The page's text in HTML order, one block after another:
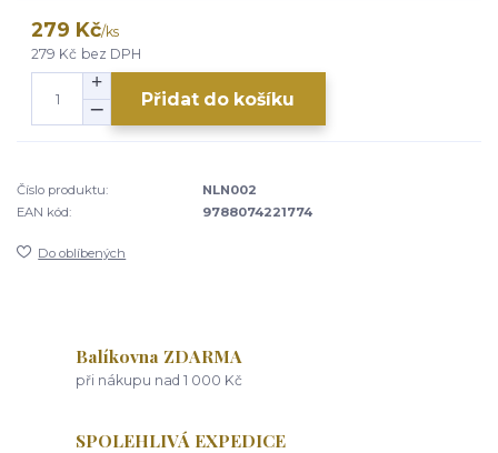
279 Kč/ks
279 Kč bez DPH
Přidat do košíku
Číslo produktu:
NLN002
EAN kód:
9788074221774
Do oblíbených
Balíkovna ZDARMA
při nákupu nad 1 000 Kč
SPOLEHLIVÁ EXPEDICE